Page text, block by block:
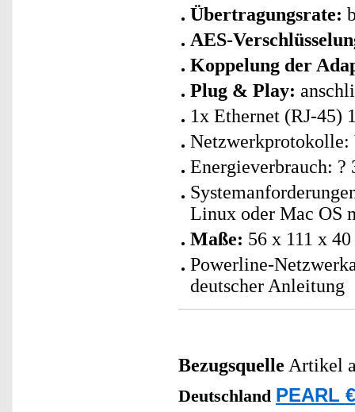
Übertragungsrate:
AES-
Koppelung der
Plug & Play:
1x Ethernet (RJ-45)
Netzwerkprotokolle:
Energieverbrauch: ?
Linux oder Mac OS
Maße: 56 x 111 x
Powerline-
deutscher Anleitung
Bezugsquelle Artikel
Deutschland PEARL